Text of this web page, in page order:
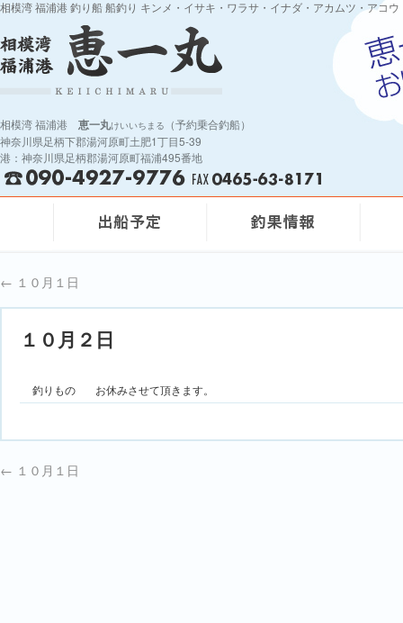
相模湾 福浦港 釣り船 船釣り キンメ・イサキ・ワラサ・イナダ・アカムツ・アコ
相模湾 福浦港 恵一丸けいいちまる
（予約乗合釣船）
神奈川県足柄下郡湯河原町土肥1丁目5-39
港：神奈川県足柄郡湯河原町福浦495番地
← １０月１日
１０月２日
釣りもの お休みさせて頂きます。
← １０月１日